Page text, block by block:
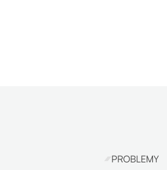
PROBLEMY